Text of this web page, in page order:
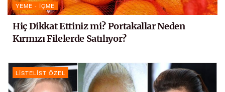
YEME - İÇME
Hiç Dikkat Ettiniz mi? Portakallar Neden
Kırmızı Filelerde Satılıyor?
LISTELIST ÖZEL